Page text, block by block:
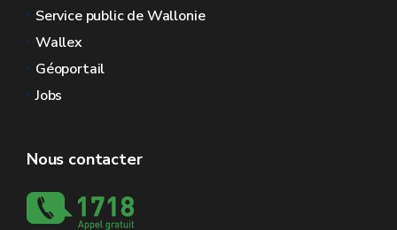
Service public de Wallonie
Wallex
Géoportail
Jobs
Nous contacter